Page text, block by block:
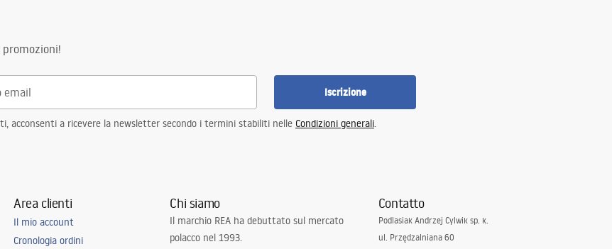
Iscrizione
acconsenti a ricevere la newsletter secondo i termini stabiliti nelle Condizioni generali.
Area clienti
Il mio account
Cronologia ordini
Chi siamo
Il marchio REA ha debuttato sul mercato
polacco nel 1993.
Contatto
Podlasiak Andrzej Cylwik sp. k.
ul. Przędzalniana 60